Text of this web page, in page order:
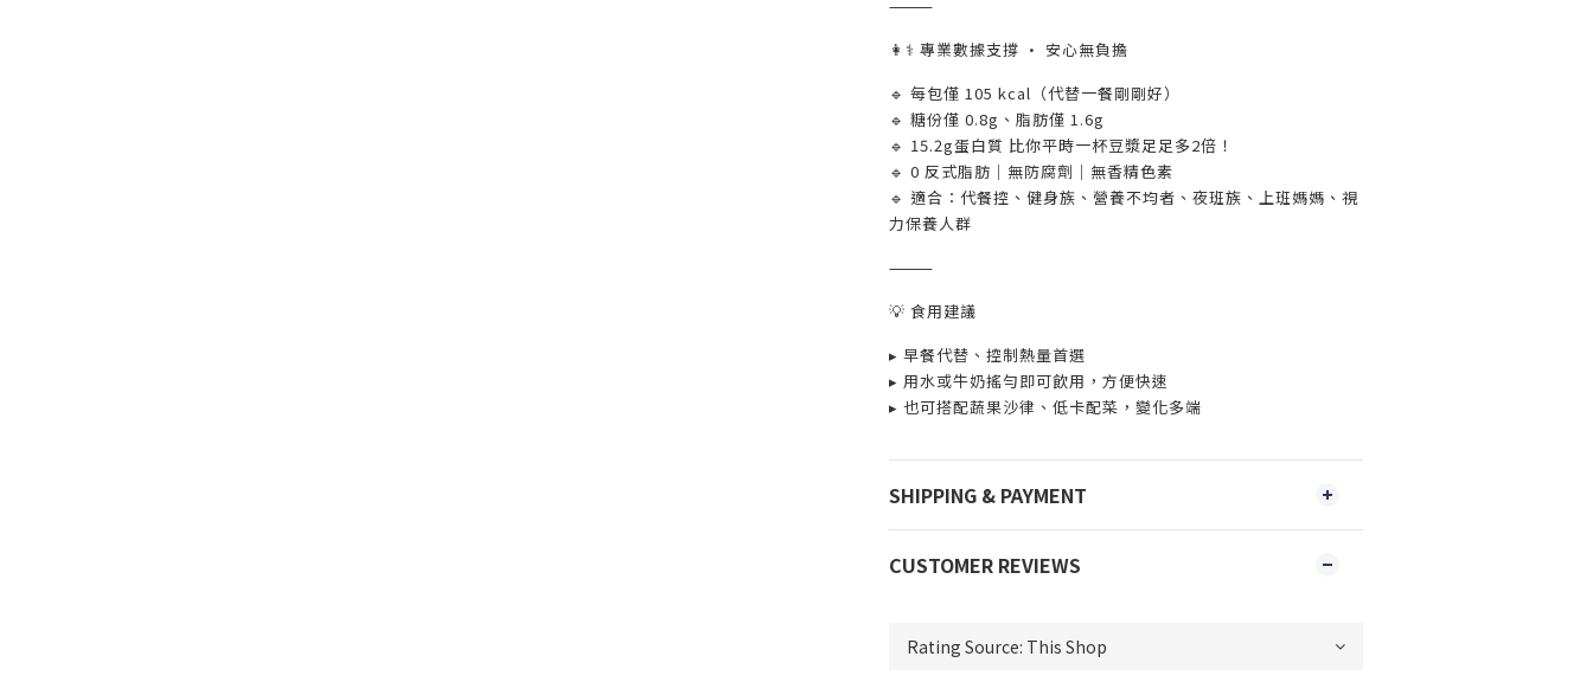
⸻
👩⚕ 專業數據支撐 · 安心無負擔
🔹 每包僅 105 kcal（代替一餐剛剛好）
🔹 糖份僅 0.8g、脂肪僅 1.6g
🔹 15.2g蛋白質 比你平時一杯豆漿足足多2倍！
🔹 0 反式脂肪｜無防腐劑｜無香精色素
🔹 適合：代餐控、健身族、營養不均者、夜班族、上班媽媽、視
力保養人群
⸻
💡 食用建議
▸ 早餐代替、控制熱量首選
▸ 用水或牛奶搖勻即可飲用，方便快速
▸ 也可搭配蔬果沙律、低卡配菜，變化多端
SHIPPING & PAYMENT
CUSTOMER REVIEWS